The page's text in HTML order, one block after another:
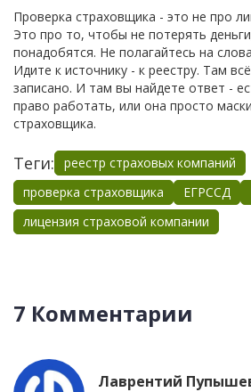
Проверка страховщика - это не про
Это про то, чтобы не потерять
понадобятся. Не полагайтесь на
Идите к источнику - к реестру. Там
записано. И там вы найдете ответ -
право работать, или она просто
страховщика.
Теги:
реестр страховых компаний
проверка страховщика
ЕГРССД
лицензия страховой компании
7 Комментарии
Лаврентий